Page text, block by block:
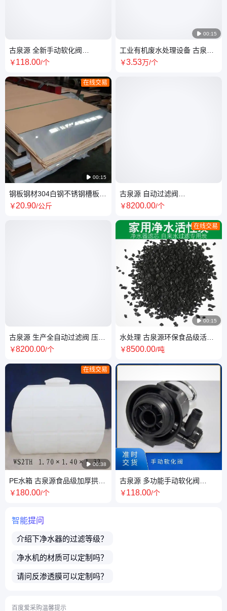
古泉源 全新手动软化阀
61104(F64A) 360°旋转 耐磨损
￥118.00/个
 00:15
在线交易
钢板钢材304白钢不锈钢槽板材
圆棒方管-古泉源-圆钢-三角钢
￥20.90/公斤
古泉源 生产全自动过滤阀 压力
驱动 流量型 操作方便
￥8200.00/个
 00:38
在线交易
PE水箱 古泉源食品级加厚拱形
水桶家用储水用卧式塑料储
￥180.00/个
 00:15
工业有机废水处理设备 古泉源
污水处理超纯水设备
￥3.53万/个
古泉源 自动过滤阀
53550(F96B1) 多功能 大流量
￥8200.00/个
 00:15
在线交易
水处理 古泉源环保食品级活性
炭家用水井水脏水过滤净水器
￥8500.00/吨
古泉源 多功能手动软化阀
61104(F64A) 高平面度 无泄漏
￥118.00/个
智能提问
介绍下净水器的过滤等级？
净水机的材质可以定制吗？
请问反渗透膜可以定制吗？
百度爱采购温馨提示